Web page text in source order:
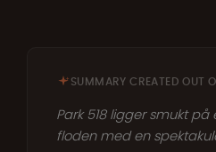
SUMMARY CREATED OUT
Park 518 ligger smukt
floden med en